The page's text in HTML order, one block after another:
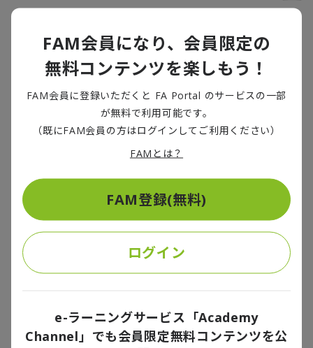
ているだけではなく、犯罪目的のワームGPTを暗号資
産などで“時間貸し”する仕組みが構築されている。いわ
不正を目的とした生成 AI のSaaS （ Software as a
Service）版であり、犯罪行為の高度な分業体制が進ん
ことが推測できる。
アカウントの違法売買や犯罪ツールの開発、レンタ
ル、攻撃の実行といった行為がそれぞれの専門家によ
って分担される結果、個々の犯罪・不正の特定や摘発
は従来よりも困難になり、サイバー攻撃や犯罪の効率
は高まることになる。
かつては対面や書簡で行われた詐欺行為が、デジタル
FAM会員になり、会員限定の
無料コンテンツを楽しもう！
FAM会員に登録いただくと FA Portal のサービスの一部
が無料で利用可能です。
（既にFAM会員の方はログインしてご利用ください）
FAMとは？
FAM登録(無料)
ログイン
e-ラーニングサービス「Academy
Channel」でも会員限定無料コンテンツを公